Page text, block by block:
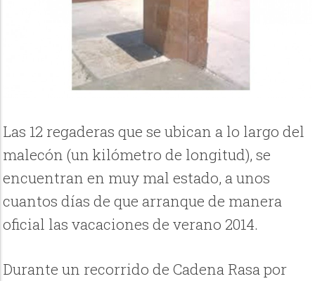
Las 12 regaderas que se ubican a lo largo del
malecón (un kilómetro de longitud), se
encuentran en muy mal estado, a unos
cuantos días de que arranque de manera
oficial las vacaciones de verano 2014.
Durante un recorrido de Cadena Rasa por